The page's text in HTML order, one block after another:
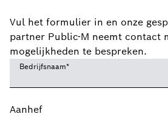
Vul het formulier in en onze
partner Public-M neemt contact
mogelijkheden te bespreken.
Bedrijfsnaam*
Aanhef